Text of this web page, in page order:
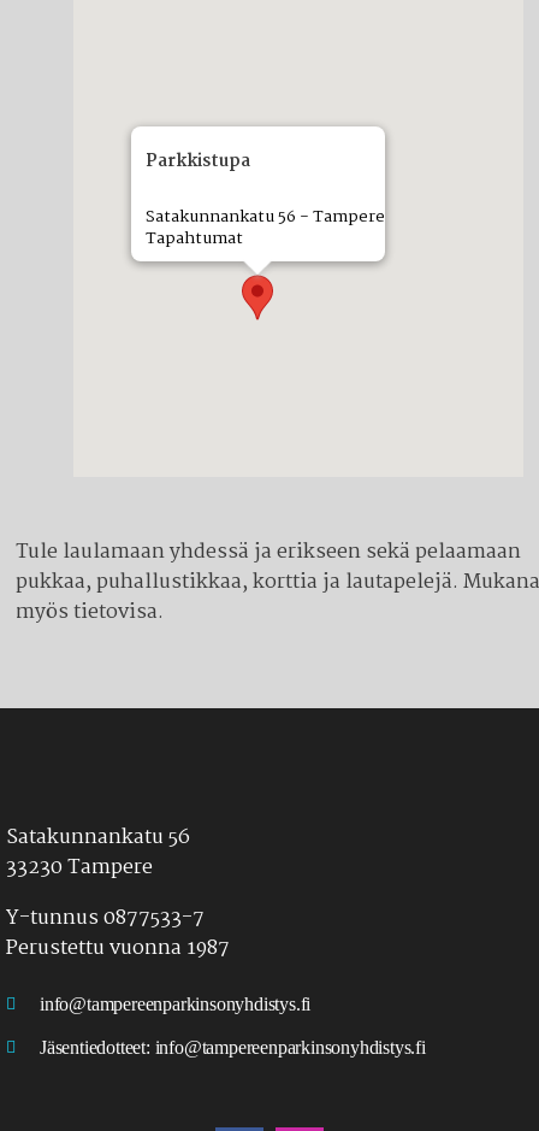
Parkkistupa
Satakunnankatu 56 - Tampere
Tapahtumat
Tule laulamaan yhdessä ja erikseen sekä pelaamaan
pukkaa, puhallustikkaa, korttia ja lautapelejä.
myös tietovisa.
Satakunnankatu 56
33230 Tampere
Y-tunnus 0877533-7
Perustettu vuonna 1987
info@tampereenparkinsonyhdistys.fi
Jäsentiedotteet: info@tampereenparkinsonyhdistys.fi